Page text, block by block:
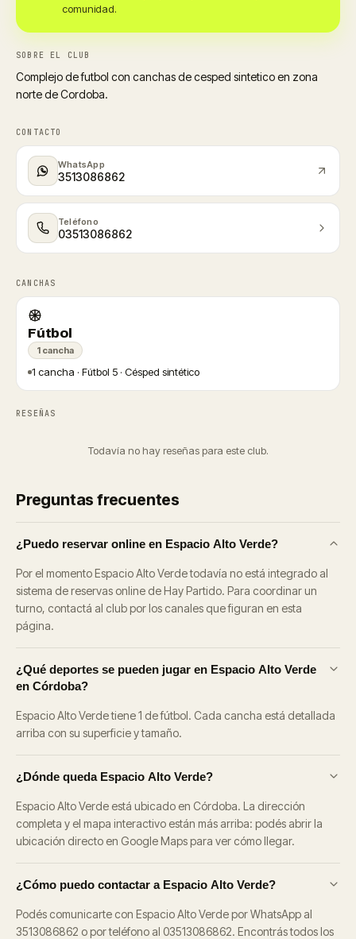
comunidad.
SOBRE EL CLUB
Complejo de futbol con canchas de cesped sintetico en zona
norte de Cordoba.
CONTACTO
WhatsApp
3513086862
Teléfono
03513086862
CANCHAS
Fútbol
1 cancha
1 cancha · Fútbol 5 · Césped sintético
RESEÑAS
Todavía no hay reseñas para este club.
Preguntas frecuentes
¿Puedo reservar online en Espacio Alto Verde?
Por el momento Espacio Alto Verde todavía no está integrado al
sistema de reservas online de Hay Partido. Para coordinar un
turno, contactá al club por los canales que figuran en esta
página.
¿Qué deportes se pueden jugar en Espacio Alto Verde
en Córdoba?
Espacio Alto Verde tiene 1 de fútbol. Cada cancha está detallada
arriba con su superficie y tamaño.
¿Dónde queda Espacio Alto Verde?
Espacio Alto Verde está ubicado en Córdoba. La dirección
completa y el mapa interactivo están más arriba: podés abrir la
ubicación directo en Google Maps para ver cómo llegar.
¿Cómo puedo contactar a Espacio Alto Verde?
Podés comunicarte con Espacio Alto Verde por WhatsApp al
3513086862 o por teléfono al 03513086862. Encontrás todos los